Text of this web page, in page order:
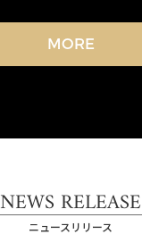
MORE
NEWS RELEASE
ニュースリリース